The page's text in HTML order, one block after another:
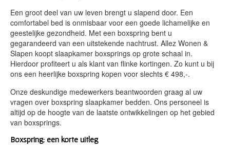
Een groot deel van uw leven brengt u slapend door. Een
comfortabel bed is onmisbaar voor een goede lichamelijke en
geestelijke gezondheid. Met een boxspring bent u
gegarandeerd van een uitstekende nachtrust. Allez Wonen &
Slapen koopt slaapkamer boxsprings op grote schaal in.
Hierdoor profiteert u als klant van flinke kortingen. Zo kunt u bij
ons een heerlijke boxspring kopen voor slechts € 498,-.
Onze deskundige medewerkers beantwoorden graag al uw
vragen over boxspring slaapkamer bedden. Ons personeel is
altijd op de hoogte van de laatste ontwikkelingen op het gebied
van boxsprings.
Boxspring: een korte uitleg